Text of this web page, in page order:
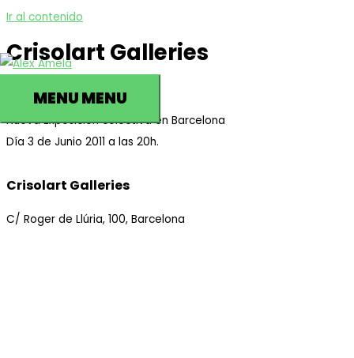
Ir al contenido
MENUMENU
Crisolart Galleries
Nueva Exposición colectiva en Barcelona
Día 3 de Junio 2011 a las 20h.
Crisolart Galleries
C/ Roger de Llúria, 100, Barcelona